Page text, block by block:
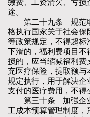
缴费、工资清欠、亏损
途。
第二十九条 规范职
格执行国家关于社会保
等政策规定，不得超标
下滑的，福利费项目不
损的，应当缩减福利费
充医疗保险，提取额与
规定执行，用于解决企
支付的医疗费用，不得
第三十条 加强企业
工成本预算管理制度